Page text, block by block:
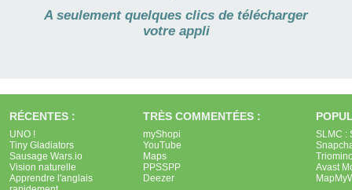
A seulement quelques clics de télécharger
votre appli
RÉCENTES :
UNO !
Tiny Gladiators
Sausage Wars.io
Vision naturelle
Apprendre l'anglais
TRÈS COMMENTÉES :
myShopi
YouTube
Maps
PPSSPP
Deezer
SLMC :
Avast